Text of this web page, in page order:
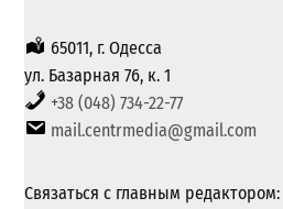
65011, г. Одесса
ул. Базарная 76, к. 1
+38 (048) 734-22-77
mail.centrmedia@gmail.com
Связаться с главным редактором: